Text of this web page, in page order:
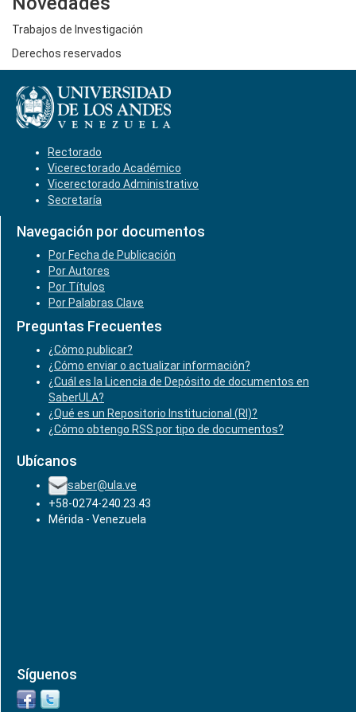
Trabajos de Investigación
Derechos reservados
Rectorado
Vicerectorado Académico
Vicerectorado Administrativo
Secretaría
Navegación por documentos
Por Fecha de Publicación
Por Autores
Por Títulos
Por Palabras Clave
Preguntas Frecuentes
¿Cómo publicar?
¿Cómo enviar o actualizar información?
¿Cuál es la Licencia de Depósito de documentos en
SaberULA?
¿Qué es un Repositorio Institucional (RI)?
¿Cómo obtengo RSS por tipo de documentos?
Ubícanos
saber@ula.ve
+58-0274-240.23.43
Mérida - Venezuela
Síguenos